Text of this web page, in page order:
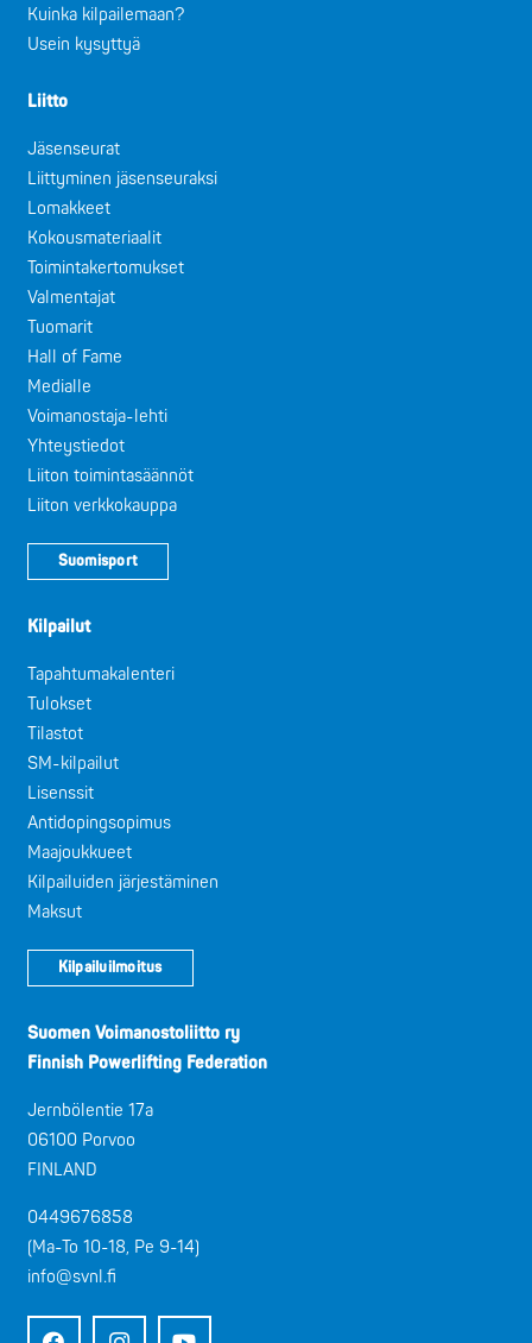
Kuinka kilpailemaan?
Usein kysyttyä
Liitto
Jäsenseurat
Liittyminen jäsenseuraksi
Lomakkeet
Kokousmateriaalit
Toimintakertomukset
Valmentajat
Tuomarit
Hall of Fame
Medialle
Voimanostaja-lehti
Yhteystiedot
Liiton toimintasäännöt
Liiton verkkokauppa
Suomisport
Kilpailut
Tapahtumakalenteri
Tulokset
Tilastot
SM-kilpailut
Lisenssit
Antidopingsopimus
Maajoukkueet
Kilpailuiden järjestäminen
Maksut
Kilpailuilmoitus
Suomen Voimanostoliitto ry
Finnish Powerlifting Federation
Jernbölentie 17a
06100 Porvoo
FINLAND
0449676858
(Ma-To 10-18, Pe 9-14)
info@svnl.fi